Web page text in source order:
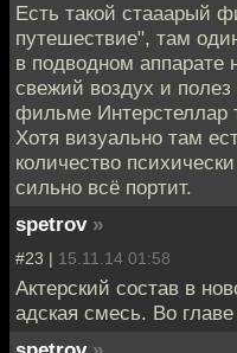
Есть такой стааарый
путешествие", там
в подводном аппарате
свежий воздух и полез
фильме Интерстеллар
Хотя визуально там
количество
сильно всё портит.
spetrov »
#23 | 15.11.14 01:58
Актерский состав в
адская смесь. Во